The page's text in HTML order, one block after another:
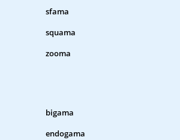
sfama
squama
zooma
bigama
endogama